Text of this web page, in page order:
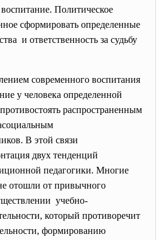
Политическое
сформировать определенные
и ответственность за судьбу
современного воспитания
у человека определенной
распространенным
В этой связи
двух тенденций
педагогики. Многие
отошли от привычного
учебно-
который противоречит
формированию